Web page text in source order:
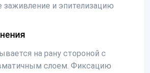
и эпителизацию
на рану стороной с
слоем. Фиксацию